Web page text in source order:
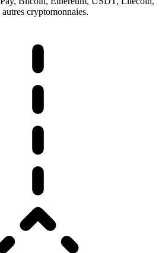
cryptomonnaies.